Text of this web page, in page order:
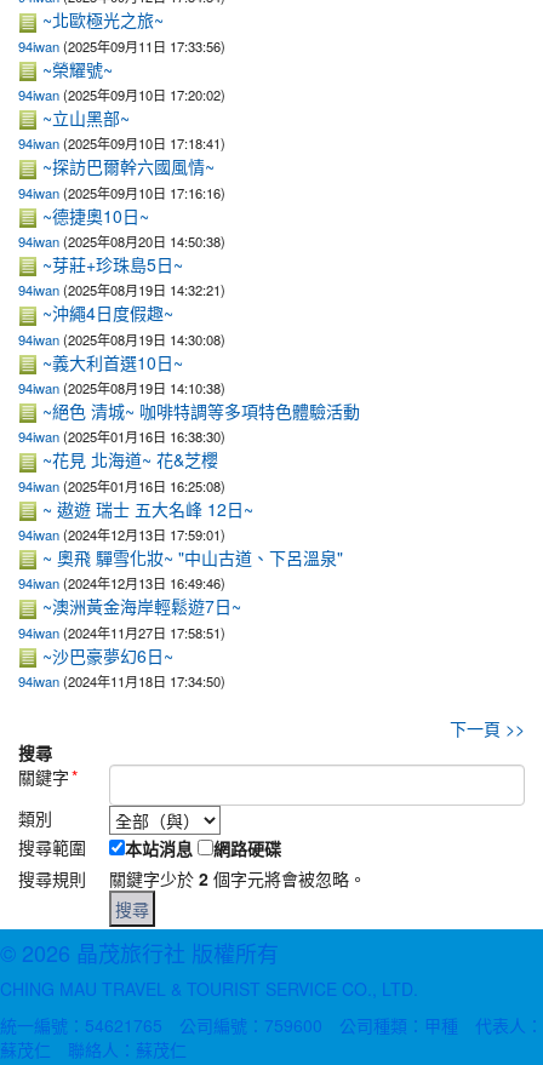
~北歐極光之旅~
94iwan(2025年09月11日 17:33:56)
~榮耀號~
94iwan(2025年09月10日 17:20:02)
~立山黑部~
94iwan(2025年09月10日 17:18:41)
~探訪巴爾幹六國風情~
94iwan(2025年09月10日 17:16:16)
~德捷奧10日~
94iwan(2025年08月20日 14:50:38)
~芽莊+珍珠島5日~
94iwan(2025年08月19日 14:32:21)
~沖繩4日度假趣~
94iwan(2025年08月19日 14:30:08)
~義大利首選10日~
94iwan(2025年08月19日 14:10:38)
~絕色 清城~ 咖啡特調等多項特色體驗活動
94iwan(2025年01月16日 16:38:30)
~花見 北海道~ 花&芝櫻
94iwan(2025年01月16日 16:25:08)
~ 遨遊 瑞士 五大名峰 12日~
94iwan(2024年12月13日 17:59:01)
~ 奧飛 驒雪化妝~ "中山古道、下呂溫泉"
94iwan(2024年12月13日 16:49:46)
~澳洲黃金海岸輕鬆遊7日~
94iwan(2024年11月27日 17:58:51)
~沙巴豪夢幻6日~
94iwan(2024年11月18日 17:34:50)
下一頁 >>
搜尋
關鍵字*
類別
搜尋範圍
本站消息
網路硬碟
搜尋規則
關鍵字少於 2 個字元將會被忽略。
© 2026 晶茂旅行社 版權所有
CHING MAU TRAVEL & TOURIST SERVICE CO., LTD.
統一編號：54621765 公司編號：759600 公司種類：甲種 代表人：
蘇茂仁 聯絡人：蘇茂仁